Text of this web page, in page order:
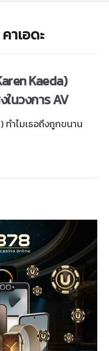
าเอดะ
Kaeda)
นวงการ AV
ทำไมเธอถึงถูกขนาน